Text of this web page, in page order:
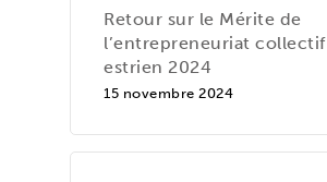
Retour sur le Mérite de
l’entrepreneuriat collectif
estrien 2024
15 novembre 2024